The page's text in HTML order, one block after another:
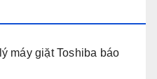
máy giặt Toshiba báo